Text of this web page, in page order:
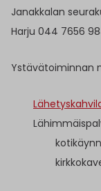
Janakkalan
Harju 044 7656
Ystävätoiminnan